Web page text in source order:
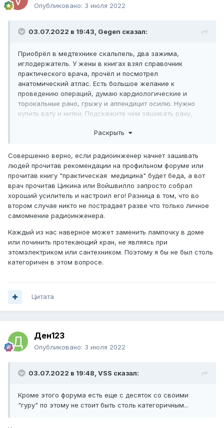
Опубликовано: 3 июля 2022
03.07.2022 в 19:43, Gegen сказал:
Приобрёл в медтехнике скальпель, два зажима,
иглодержатель. У жены в книгах взял справочник
практического врача, прочёл и посмотрел
анатомический атлас. Есть большое желание к
проведению операций, думаю кардиологические и
торокальные рано, грыжу и аппендицит осилю. Нужно
купить вату и нитки. Подскажите чем зашивать рану,
Раскрыть
Совершенно верно, если радиоинженер начнет зашивать
людей прочитав рекомендации на профильном форуме или
прочитав книгу "практическая медицина" будет беда, а вот
врач прочитав Цикина или Войшвилло запросто собрал
хороший усилитель и настроил его! Разница в том, что во
втором случае никто не пострадает разве что только личное
самомнение радиоинженера.
Каждый из нас наверное может заменить лампочку в доме
или починить протекающий кран, не являясь при
этомэлектриком или сантехником. Поэтому я бы не был столь
категоричен в этом вопросе.
Цитата
Ден123
Опубликовано: 3 июля 2022
03.07.2022 в 19:48, VSS сказал:
Кроме этого форума есть еще с десяток со своими
"гуру" по этому не стоит быть столь категоричным...